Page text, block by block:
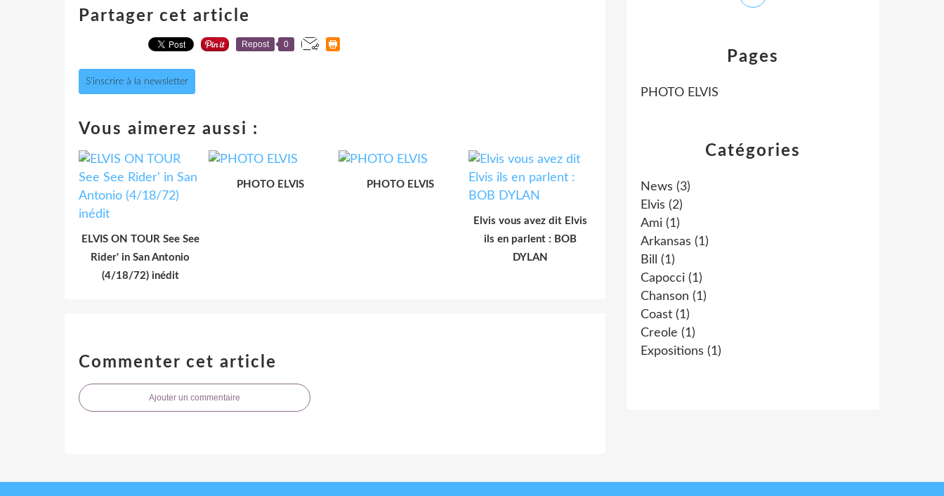
Partager cet article
Repost 0
S'inscrire à la newsletter
Vous aimerez aussi :
ELVIS ON TOUR See See
Rider' in San Antonio
(4/18/72) inédit
PHOTO ELVIS PHOTO ELVIS
Elvis vous avez dit Elvis
ils en parlent : BOB
DYLAN
Commenter cet article
Ajouter un commentaire
Catégories
News (3)
Elvis (2)
Ami (1)
Arkansas (1)
Bill
(1)
Capocci (1)
Chanson (1)
Coast (1)
Creole (1)
Expositions (1)
Pages
PHOTO ELVIS